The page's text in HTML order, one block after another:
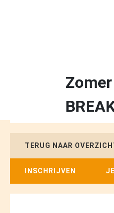
Zomer
TERUG NAAR
INSCHRIJVEN